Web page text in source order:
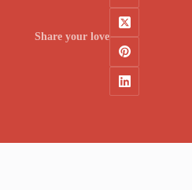
Share your love